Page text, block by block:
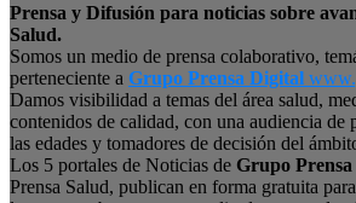
Prensa y Difusión para noticias sobre
Salud.
Somos un medio de prensa colaborativo,
perteneciente a Grupo Prensa Digital
Damos visibilidad a temas del área salud,
contenidos de calidad, con una audiencia de
las edades y tomadores de decisión del
Los 5 portales de Noticias de Grupo
Prensa Salud, publican en forma gratuita